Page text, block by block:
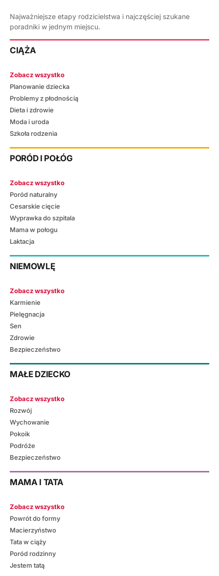
Najważniejsze etapy rodzicielstwa i najczęściej szukane
poradniki w jednym miejscu.
CIĄŻA
Zobacz wszystko
Planowanie dziecka
Problemy z płodnością
Dieta i zdrowie
Moda i uroda
Szkoła rodzenia
PORÓD I POŁÓG
Zobacz wszystko
Poród naturalny
Cesarskie cięcie
Wyprawka do szpitala
Mama w połogu
Laktacja
NIEMOWLĘ
Zobacz wszystko
Karmienie
Pielęgnacja
Sen
Zdrowie
Bezpieczeństwo
MAŁE DZIECKO
Zobacz wszystko
Rozwój
Wychowanie
Pokoik
Podróże
Bezpieczeństwo
MAMA I TATA
Zobacz wszystko
Powrót do formy
Macierzyństwo
Tata w ciąży
Poród rodzinny
Jestem tatą